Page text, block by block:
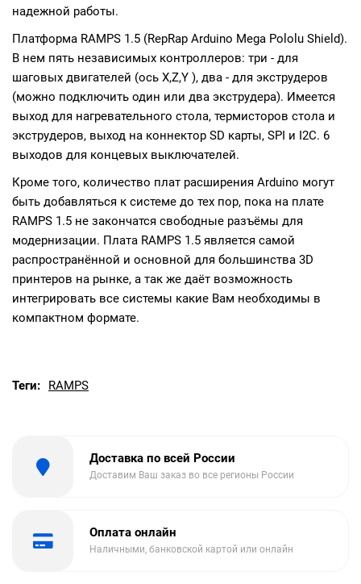
надежной работы.
Платформа RAMPS 1.5 (RepRap Arduino Mega Pololu Shield).
В нем пять независимых контроллеров: три - для
шаговых двигателей (ось X,Z,Y ), два - для экструдеров
(можно подключить один или два экструдера). Имеется
выход для нагревательного стола, термисторов стола и
экструдеров, выход на коннектор SD карты, SPI и I2C. 6
выходов для концевых выключателей.
Кроме того, количество плат расширения Arduino могут
быть добавляться к системе до тех пор, пока на плате
RAMPS 1.5 не закончатся свободные разъёмы для
модернизации. Плата RAMPS 1.5 является самой
распространённой и основной для большинства 3D
принтеров на рынке, а так же даёт возможность
интегрировать все системы какие Вам необходимы в
компактном формате.
Теги: RAMPS
Доставка по всей России
Доставим Ваш заказ во все регионы России
Оплата онлайн
Наличными, банковской картой или онлайн